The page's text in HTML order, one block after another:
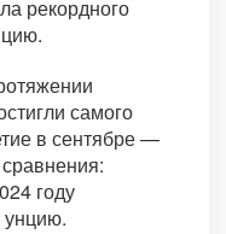
рекордного
самого
в сентябре —
году
унцию.